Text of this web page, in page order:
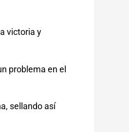
victoria y
problema en el
sellando así